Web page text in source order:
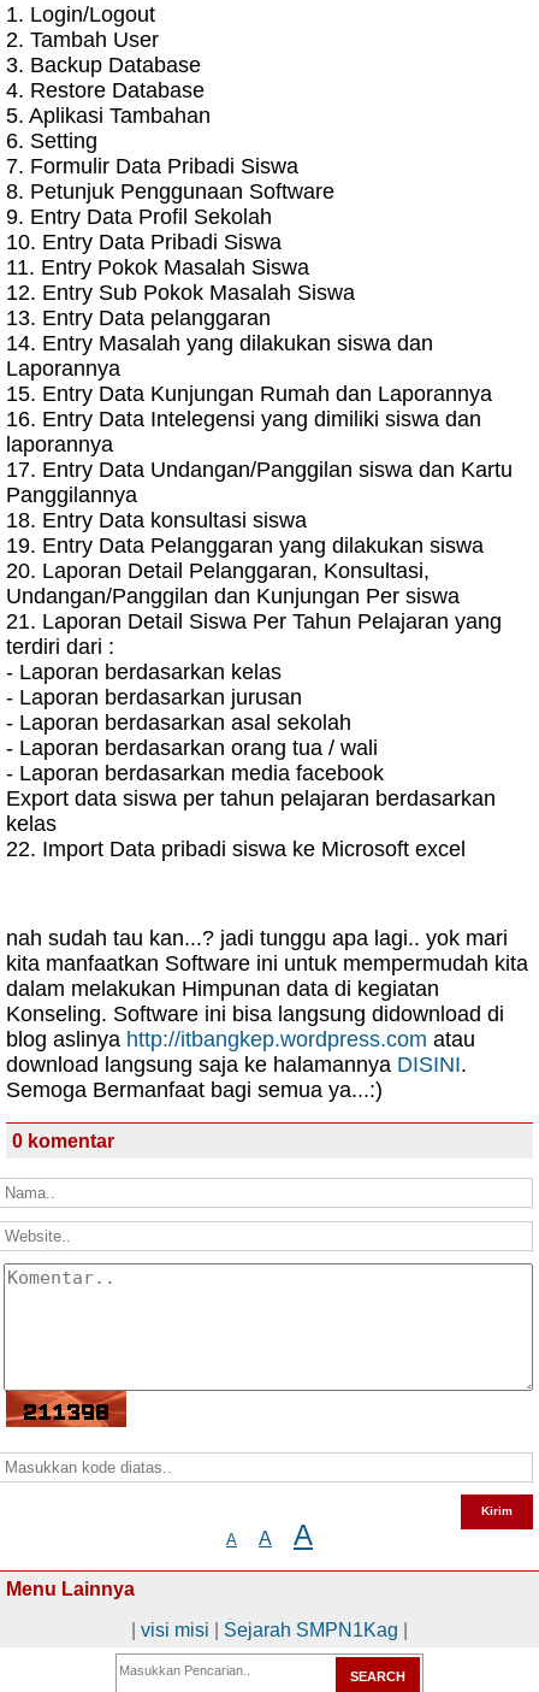
1. Login/Logout
2. Tambah User
3. Backup Database
4. Restore Database
5. Aplikasi Tambahan
6. Setting
7. Formulir Data Pribadi Siswa
8. Petunjuk Penggunaan Software
9. Entry Data Profil Sekolah
10. Entry Data Pribadi Siswa
11. Entry Pokok Masalah Siswa
12. Entry Sub Pokok Masalah Siswa
13. Entry Data pelanggaran
14. Entry Masalah yang dilakukan siswa dan
Laporannya
15. Entry Data Kunjungan Rumah dan Laporannya
16. Entry Data Intelegensi yang dimiliki siswa dan
laporannya
17. Entry Data Undangan/Panggilan siswa dan Kartu
Panggilannya
18. Entry Data konsultasi siswa
19. Entry Data Pelanggaran yang dilakukan siswa
20. Laporan Detail Pelanggaran, Konsultasi,
Undangan/Panggilan dan Kunjungan Per siswa
21. Laporan Detail Siswa Per Tahun Pelajaran yang
terdiri dari :
- Laporan berdasarkan kelas
- Laporan berdasarkan jurusan
- Laporan berdasarkan asal sekolah
- Laporan berdasarkan orang tua / wali
- Laporan berdasarkan media facebook
Export data siswa per tahun pelajaran berdasarkan
kelas
22. Import Data pribadi siswa ke Microsoft excel
nah sudah tau kan...? jadi tunggu apa lagi.. yok mari
kita manfaatkan Software ini untuk mempermudah kita
dalam melakukan Himpunan data di kegiatan
Konseling. Software ini bisa langsung didownload di
blog aslinya http://itbangkep.wordpress.com atau
download langsung saja ke halamannya DISINI.
Semoga Bermanfaat bagi semua ya...:)
0 komentar
A A A
Menu Lainnya
| visi misi | Sejarah SMPN1Kag |